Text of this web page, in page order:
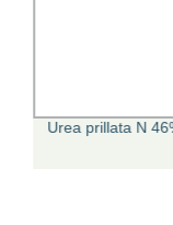
Urea prillata N